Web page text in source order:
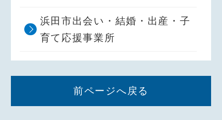
浜田市出会い・結婚・出産・子
育て応援事業所
前ページへ戻る